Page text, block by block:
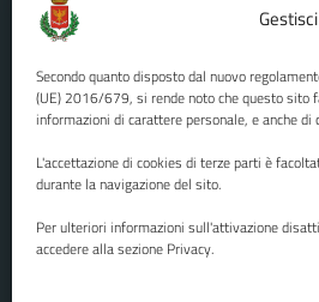
Secondo quanto disposto dal nuovo
(UE) 2016/679, si rende noto che questo sito
informazioni di carattere personale, e anche di
L'accettazione di cookies di terze parti è
durante la navigazione del sito.
Per ulteriori informazioni sull'attivazione
accedere alla sezione Privacy.
Codice fiscale / P.
U.O. Ufficio Relazioni con
(URP)
Numero verde:
PEC: